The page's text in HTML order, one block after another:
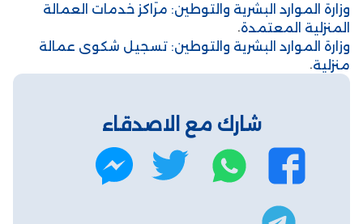
وزارة الموارد البشرية والتوطين: مراكز خدمات العمالة
المنزلية المعتمدة.
وزارة الموارد البشرية والتوطين: تسجيل شكوى عمالة
منزلية.
شارك مع الاصدقاء
س